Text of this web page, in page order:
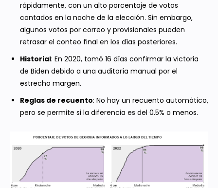
rápidamente, con un alto porcentaje de votos
contados en la noche de la elección. Sin embargo,
algunos votos por correo y provisionales pueden
retrasar el conteo final en los días posteriores.
Historial: En 2020, tomó 16 días confirmar la victoria
de Biden debido a una auditoría manual por el
estrecho margen.
Reglas de recuento: No hay un recuento automático,
pero se permite si la diferencia es del 0.5% o menos.